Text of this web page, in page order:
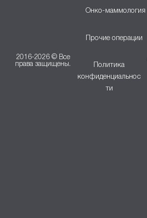
Онко-маммология
Прочие операции
2016-2026 © Все
права защищены.
Политика
конфиденциальнос
ти